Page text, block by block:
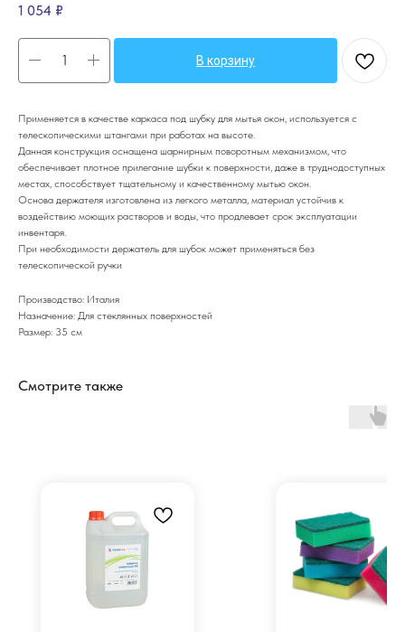
1 054 ₽
В корзину
Применяется в качестве каркаса под шубку для мытья окон, используется с
телескопическими штангами при работах на высоте.
Данная конструкция оснащена шарнирным поворотным механизмом, что
обеспечивает плотное прилегание шубки к поверхности, даже в труднодоступных
местах, способствует тщательному и качественному мытью окон.
Основа держателя изготовлена из легкого металла, материал устойчив к
воздействию моющих растворов и воды, что продлевает срок эксплуатации
инвентаря.
При необходимости держатель для шубок может применяться без
телескопической ручки
Производство: Италия
Назначение: Для стеклянных поверхностей
Размер: 35 см
Смотрите также